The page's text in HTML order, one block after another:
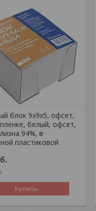
блок 9х9х5, офсет,
белый, офсет,
94%, в
пластиковой
Купить